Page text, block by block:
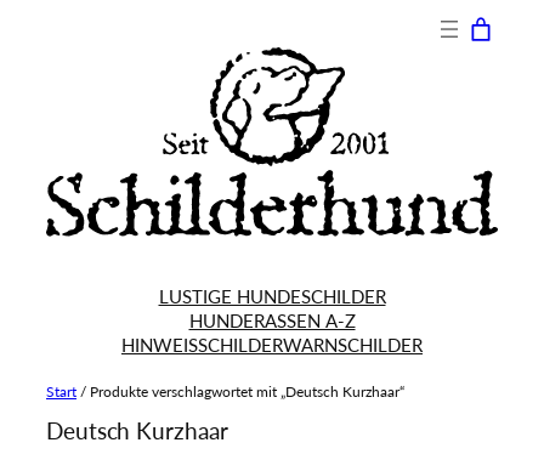
LUSTIGE HUNDESCHILDER
HUNDERASSEN A-Z
HINWEISSCHILDERWARNSCHILDER
Start / Produkte verschlagwortet mit „Deutsch Kurzhaar“
Deutsch Kurzhaar